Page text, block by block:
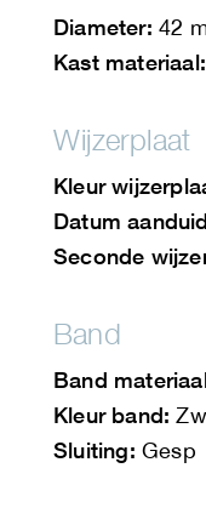
Diameter: 42
Kast materiaal:
Wijzerplaat
Kleur
Datum
Seconde
Band
Band
Kleur band:
Sluiting: Gesp